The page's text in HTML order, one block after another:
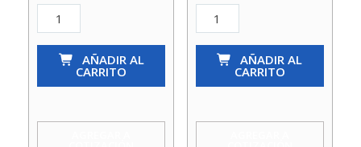
Brida
Soldar
Acero
cantidad
AÑADIR AL
CARRITO
Brida
Acero
Godoy
AÑADIR AL
CARRITO